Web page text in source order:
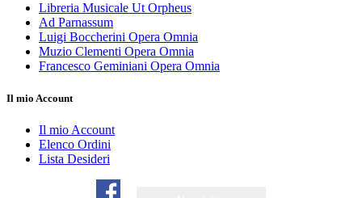
Libreria Musicale Ut Orpheus
Ad Parnassum
Luigi Boccherini Opera Omnia
Muzio Clementi Opera Omnia
Francesco Geminiani Opera Omnia
Il mio Account
Il mio Account
Elenco Ordini
Lista Desideri